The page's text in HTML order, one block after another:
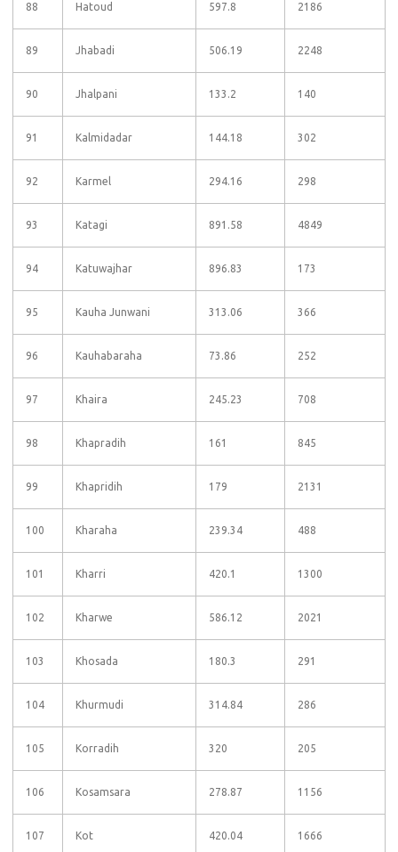
88 Hatoud 597.8 2186
89 Jhabadi 506.19 2248
90 Jhalpani 133.2 140
91 Kalmidadar 144.18 302
92 Karmel 294.16 298
93 Katagi 891.58 4849
94 Katuwajhar 896.83 173
95 Kauha Junwani 313.06 366
96 Kauhabaraha 73.86 252
97 Khaira 245.23 708
98 Khapradih 161 845
99 Khapridih 179 2131
100 Kharaha 239.34 488
101 Kharri 420.1 1300
102 Kharwe 586.12 2021
103 Khosada 180.3 291
104 Khurmudi 314.84 286
105 Korradih 320 205
106 Kosamsara 278.87 1156
107 Kot 420.04 1666